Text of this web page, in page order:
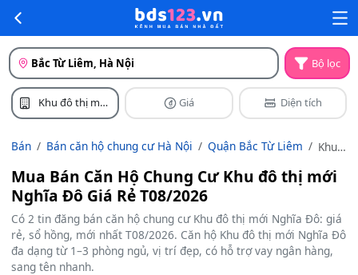
Bắc Từ Liêm, Hà Nội Bộ lọc
Khu đô thị mới
Nghĩa Đô
Giá Diện tích
Bán Bán căn hộ chung cư Hà Nội Quận Bắc Từ Liêm
Khu
mới
Mua Bán Căn Hộ Chung Cư Khu đô thị mới
Nghĩa Đô Giá Rẻ T08/2026
Có 2 tin đăng bán căn hộ chung cư Khu đô thị mới Nghĩa Đô: giá
rẻ, sổ hồng, mới nhất T08/2026. Căn hộ Khu đô thị mới Nghĩa Đô
đa dạng từ 1–3 phòng ngủ, vị trí đẹp, có hỗ trợ vay ngân hàng,
sang tên nhanh.